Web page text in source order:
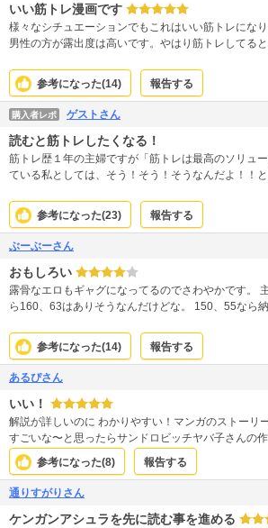
いい筋トレ漫画です
様々なシチュエーションでもこれはいい筋トレにな
男性の方が露出度は高いです。やはり筋トレしてる
るのは共通のようです。 あまりシリアスな展開はな
終わります。筋トレを始めてみたい人やしてる人には
参考になった(14) 報告する
購入者レポ ゲストさん
読むと筋トレしたくなる！
筋トレ歴１年の主婦ですが「筋トレは最高のソリュ
ている私としては、そう！そう！そうなんだよ！！
した。描いてあるトレーニング内容も、的確かつ実
人が描いてるんだなあ〜とうれしくなります。こう
じゃなく本当にいますよね♡ レッツマッスル。
参考になった(23) 報告する
ぶーぶーさん
おもしろい
露骨なエロもギャグになってるのでさわやかです。
ら160、63はありそうなんだけどな。 150、55なら
参考になった(14) 報告する
あるぴさん
いい！
解説が詳しいのに わかりやすい！マンガのストーリ
すごいな〜と思ったらサンドロビッチヤバ子さんの
参考になった(8) 報告する
通りすがりさん
ケンガンアシュラを先に読む事を進める